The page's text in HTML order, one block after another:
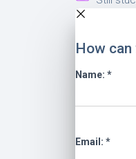
How can
Name: *
Email: *